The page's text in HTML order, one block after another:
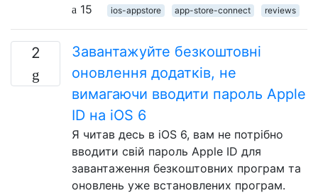
15
ios-appstore app-store-connect reviews
2
Завантажуйте безкоштовні
оновлення додатків, не
вимагаючи вводити пароль Apple
ID на iOS 6
Я читав десь в iOS 6, вам не потрібно
вводити свій пароль Apple ID для
завантаження безкоштовних програм та
оновлень уже встановлених програм.